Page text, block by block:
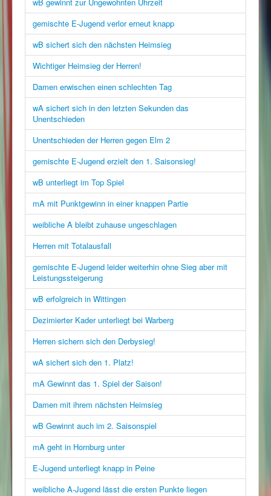
wB gewinnt zur Ungewohnten Uhrzeit
gemischte E-Jugend verlor erneut knapp
wB sichert sich den nächsten Heimsieg
Wichtiger Heimsieg der Herren!
Damen erwischen einen schlechten Tag
wA sichert sich in den letzten Sekunden das
Unentschieden
Unentschieden der Herren gegen Elm 2
gemischte E-Jugend erzielt den 1. Saisonsieg!
wB unterliegt im Top Spiel
mA mit Punktgewinn in einer knappen Partie
weibliche A bleibt zuhause ungeschlagen
Herren mit Totalausfall
gemischte E-Jugend leider weiterhin ohne Sieg aber mit
Leistungssteigerung
wB erfolgreich in Wittingen
Dezimierter Kader unterliegt bei Warberg
Herren sichern sich den Derbysieg!
wA sichert sich den 1. Platz!
mA Gewinnt das 1. Spiel der Saison!
Damen mit ihrem nächsten Heimsieg
wB Gewinnt auch im 2. Saisonspiel
mA geht in Hornburg unter
E-Jugend unterliegt knapp in Peine
weibliche A-Jugend lässt die ersten Punkte liegen